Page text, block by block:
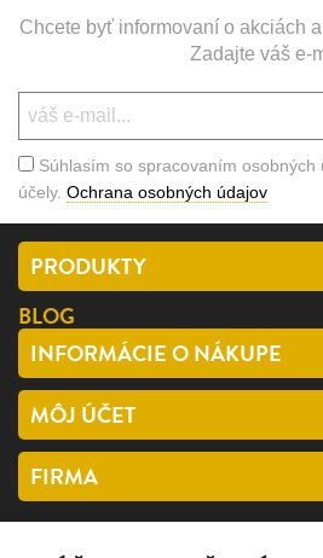
Chcete byť informovaní o akciách
Zadajte váš e-
Súhlasím so spracovaním osobných
účely. Ochrana osobných údajov
PRODUKTY
BLOG
INFORMÁCIE O NÁKUPE
MÔJ ÚČET
FIRMA